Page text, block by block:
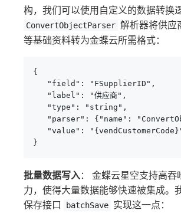
构，我们可以使用自定义的数据转换
ConvertObjectParser 解析器将供应
等基础资料转为金蝶云所需格式：
{
   "field": "FSupplierID",
   "label": "供应商",
   "type": "string",
"parser": {"name":
"value":
}
批量数据写入： 金蝶云星空支持高
力，使得大量数据能够快速被集成。
保存接口
batchSave 实现这一点：